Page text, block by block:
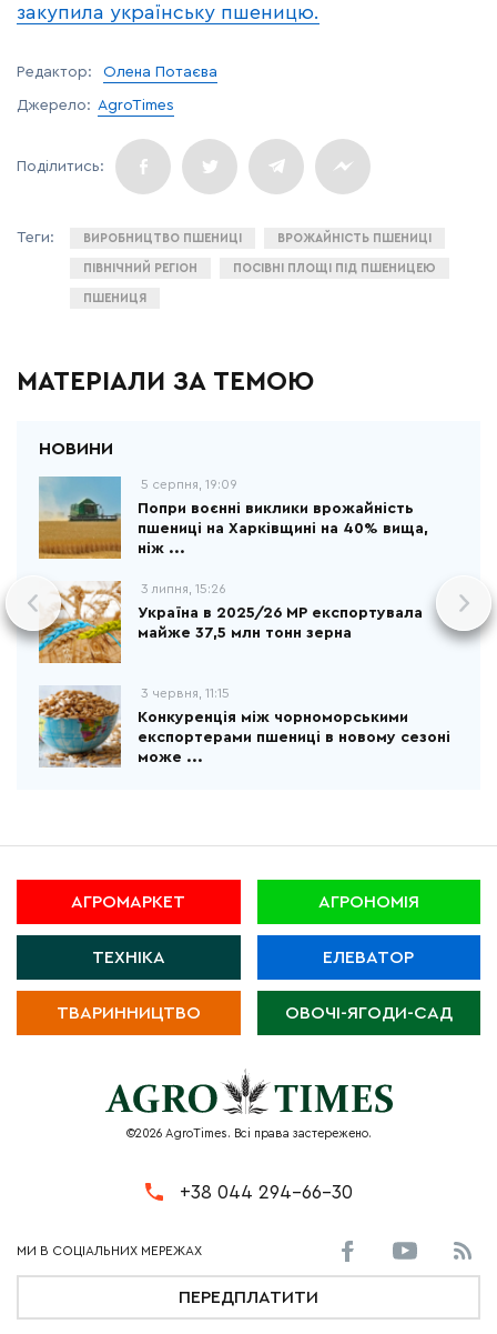
закупила українську пшеницю.
Редактор: Олена Потаєва
Джерело: AgroTimes
ВИРОБНИЦТВО ПШЕНИЦІ ВРОЖАЙНІСТЬ ПШЕНИЦІ
ПІВНІЧНИЙ РЕГІОН ПОСІВНІ ПЛОЩІ ПІД ПШЕНИЦЕЮ
ПШЕНИЦЯ
МАТЕРІАЛИ ЗА ТЕМОЮ
5 серпня, 19:09
Попри воєнні виклики врожайність
пшениці на Харківщині на 40% вища,
ніж ...
3 липня, 15:26
Україна в 2025/26 МР експортувала
майже 37,5 млн тонн зерна
3 червня, 11:15
Конкуренція між чорноморськими
експортерами пшениці в новому сезоні
може ...
АГРОМАРКЕТ АГРОНОМІЯ
ТЕХНІКА ЕЛЕВАТОР
ТВАРИННИЦТВО ОВОЧІ-ЯГОДИ-САД
©2026 AgroTimes. Всі права застережено.
+38 044 294-66-30
ПЕРЕДПЛАТИТИ